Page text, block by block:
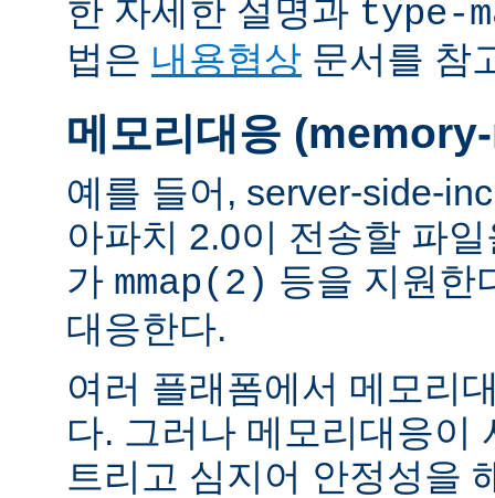
한 자세한 설명과 type-
법은 내용협상 문서를 참
메모리대응
예를 들어, server-side-
아파치 2.0이 전송할 파
가 mmap(2) 등을 지원한
대응한다.
여러 플래폼에서 메모리
다. 그러나 메모리대응이
트리고 심지어 안정성을